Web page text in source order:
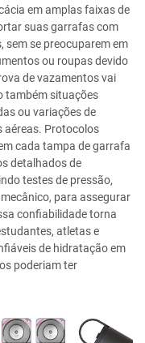
em amplas faixas de
suas garrafas com
sem se preocuparem em
ou roupas devido
de vazamentos vai
também situações
ou variações de
aéreas. Protocolos
cada tampa de garrafa
detalhados de
testes de pressão,
para assegurar
confiabilidade torna
atletas e
de hidratação em
poderiam ter